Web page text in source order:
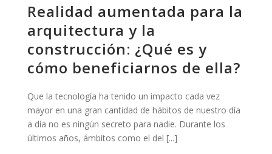
Realidad aumentada para la
arquitectura y la
construcción: ¿Qué es y
cómo beneficiarnos de ella?
Que la tecnología ha tenido un impacto cada vez
mayor en una gran cantidad de hábitos de nuestro día
a día no es ningún secreto para nadie. Durante los
últimos años, ámbitos como el del [...]